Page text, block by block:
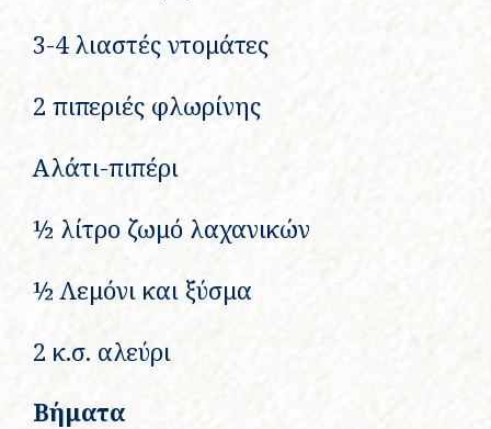
3-4 λιαστές ντομάτες
2 πιπεριές φλωρίνης
Αλάτι-πιπέρι
½ λίτρο ζωμό λαχανικών
½ Λεμόνι και ξύσμα
2 κ.σ. αλεύρι
Βήματα